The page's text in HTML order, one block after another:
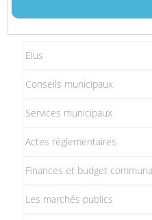
Elus
Conseils municipaux
Services municipaux
Actes réglementaires
Finances et budget
Les marchés publics